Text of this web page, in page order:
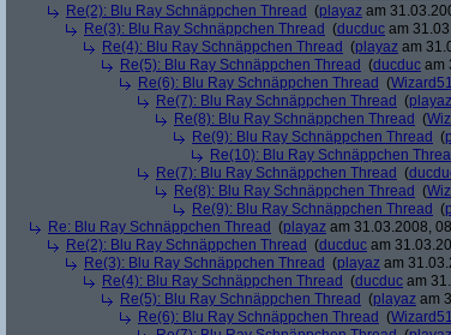
Re(2): Blu Ray Schnäppchen Thread (playaz am
Re(3): Blu Ray Schnäppchen Thread (ducduc am
Re(4): Blu Ray Schnäppchen Thread (playaz am
Re(5): Blu Ray Schnäppchen Thread (ducduc am
Re(6): Blu Ray Schnäppchen Thread (Wizard51
Re(7): Blu Ray Schnäppchen Thread (playaz
Re(8): Blu Ray Schnäppchen Thread (
Re(9): Blu Ray Schnäppchen Thread (
Re(10): Blu Ray Schnäppchen
Re(7): Blu Ray Schnäppchen Thread (
Re(8): Blu Ray Schnäppchen Thread (
Re(9): Blu Ray Schnäppchen Thread (
Re: Blu Ray Schnäppchen Thread (playaz am 31.03.2008,
Re(2): Blu Ray Schnäppchen Thread (ducduc am
Re(3): Blu Ray Schnäppchen Thread (playaz am
Re(4): Blu Ray Schnäppchen Thread (ducduc am
Re(5): Blu Ray Schnäppchen Thread (playaz am
Re(6): Blu Ray Schnäppchen Thread (Wizard51